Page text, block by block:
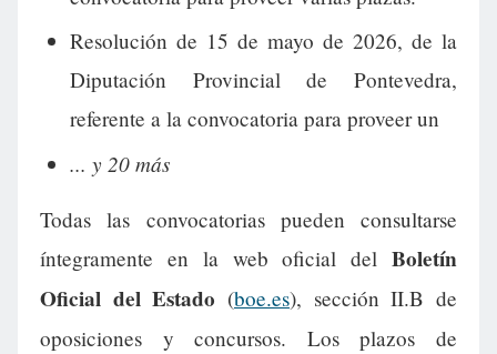
Resolución de 15 de mayo de 2026, de la
Diputación Provincial de Pontevedra,
referente a la convocatoria para proveer un
... y 20 más
Todas las convocatorias pueden consultarse
íntegramente en la web oficial del Boletín
Oficial del Estado (boe.es), sección II.B de
oposiciones y concursos. Los plazos de